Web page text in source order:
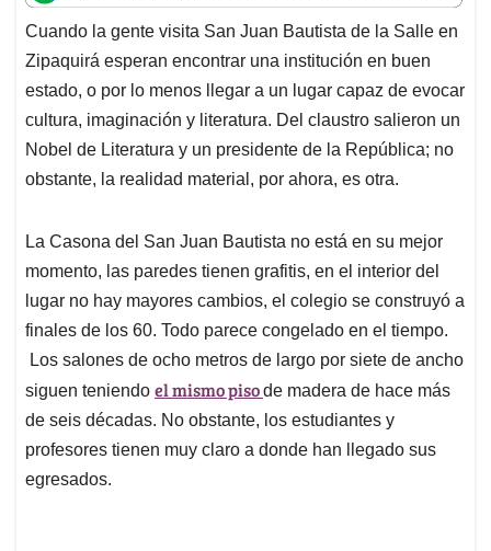
t
s
A
p
p
e
b
o
o
k
k
e
d
I
n
i
l
e
a
d
s
Cuando la gente visita San Juan Bautista de la Salle en
Zipaquirá esperan encontrar una institución en buen
estado, o por lo menos llegar a un lugar capaz de evocar
cultura, imaginación y literatura. Del claustro salieron un
Nobel de Literatura y un presidente de la República; no
obstante, la realidad material, por ahora, es otra.
La Casona del San Juan Bautista no está en su mejor
momento, las paredes tienen grafitis, en el interior del
lugar no hay mayores cambios, el colegio se construyó a
finales de los 60. Todo parece congelado en el tiempo.
Los salones de ocho metros de largo por siete de ancho
siguen teniendo el mismo pisode madera de hace más
de seis décadas. No obstante, los estudiantes y
profesores tienen muy claro a donde han llegado sus
egresados.